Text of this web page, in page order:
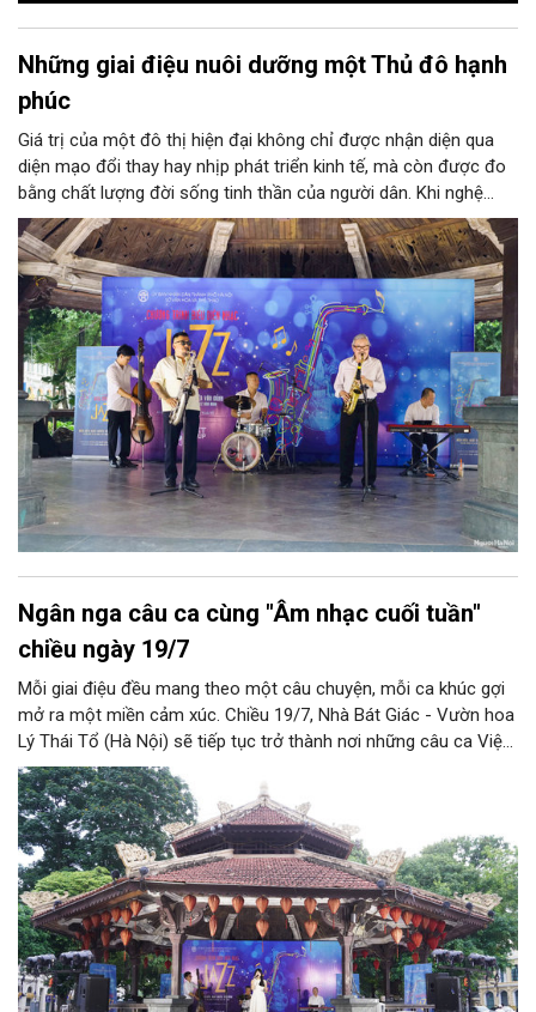
Những giai điệu nuôi dưỡng một Thủ đô hạnh
phúc
Giá trị của một đô thị hiện đại không chỉ được nhận diện qua
diện mạo đổi thay hay nhịp phát triển kinh tế, mà còn được đo
bằng chất lượng đời sống tinh thần của người dân. Khi nghệ
thuật hiện diện trong những không gian mở, trở thành một phần
của sinh hoạt thường nhật, văn hóa dần thấm sâu vào cộng
đồng bằng những cách tự nhiên nhất.
Ngân nga câu ca cùng "Âm nhạc cuối tuần"
chiều ngày 19/7
Mỗi giai điệu đều mang theo một câu chuyện, mỗi ca khúc gợi
mở ra một miền cảm xúc. Chiều 19/7, Nhà Bát Giác - Vườn hoa
Lý Thái Tổ (Hà Nội) sẽ tiếp tục trở thành nơi những câu ca Việt
Nam hòa cùng nhịp jazz đương đại, đưa công chúng đến gần
hơn với vẻ đẹp của âm nhạc và những giá trị văn hóa được bồi
đắp trong đời sống thường nhật.